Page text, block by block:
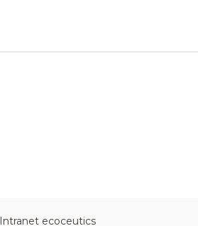
Intranet ecoceutics